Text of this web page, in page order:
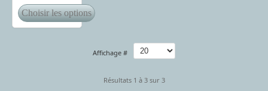
Affichage #
Résultats 1 à 3 sur 3